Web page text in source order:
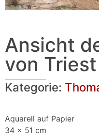
Ansicht
von Triest
Kategorie:
Aquarell auf Papier
34 x 51 cm